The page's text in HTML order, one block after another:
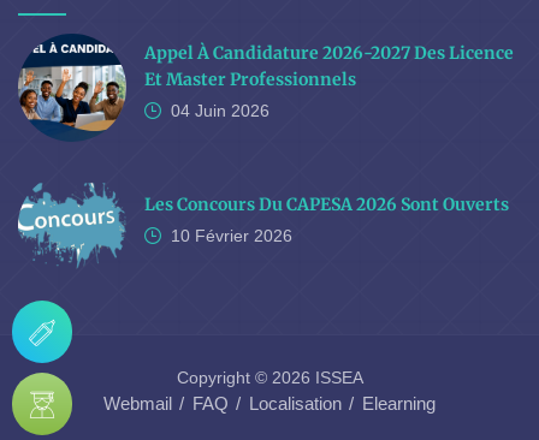
Appel À Candidature 2026-2027 Des Licence
Et Master Professionnels
04 Juin 2026
Les Concours Du CAPESA 2026 Sont Ouverts
10 Février 2026
Copyright © 2026 ISSEA
Webmail FAQ Localisation Elearning